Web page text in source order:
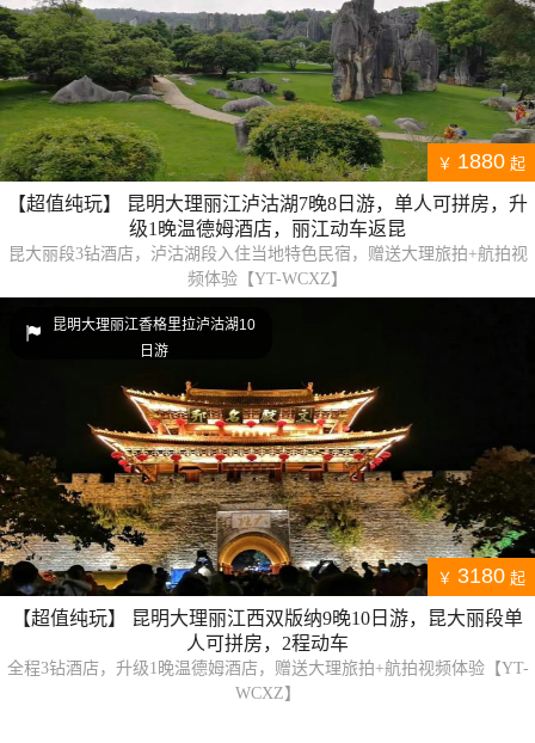
￥ 1880 起
【超值纯玩】 昆明大理丽江泸沽湖7晚8日游，单人可拼房，升
级1晚温德姆酒店，丽江动车返昆
昆大丽段3钻酒店，泸沽湖段入住当地特色民宿，赠送大理旅拍+航拍视
频体验【YT-WCXZ】
昆明大理丽江香格里拉泸沽湖10
日游
￥ 3180 起
【超值纯玩】 昆明大理丽江西双版纳9晚10日游，昆大丽段单
人可拼房，2程动车
全程3钻酒店，升级1晚温德姆酒店，赠送大理旅拍+航拍视频体验【YT-
WCXZ】